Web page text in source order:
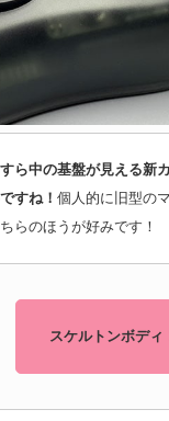
ら中の基盤が見える新
すね！ 個人的に旧型の
らのほうが好みです！
スケルトンボディ